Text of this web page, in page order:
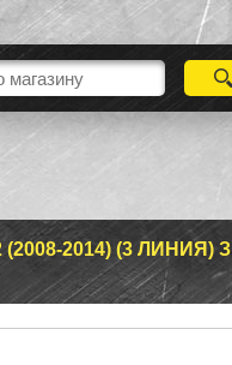
2014) (3 ЛИНИЯ) З